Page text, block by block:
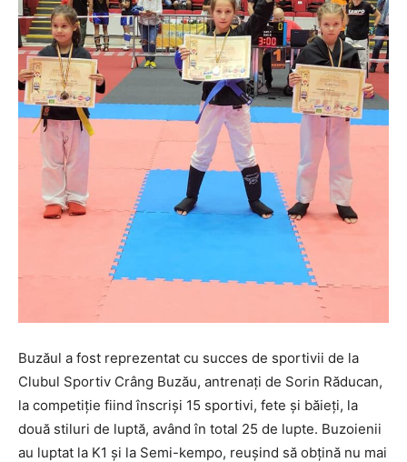
Buzăul a fost reprezentat cu succes de sportivii de la
Clubul Sportiv Crâng Buzău, antrenați de Sorin Răducan,
la competiție fiind înscriși 15 sportivi, fete și băieți, la
două stiluri de luptă, având în total 25 de lupte. Buzoienii
au luptat la K1 și la Semi-kempo, reușind să obțină nu mai